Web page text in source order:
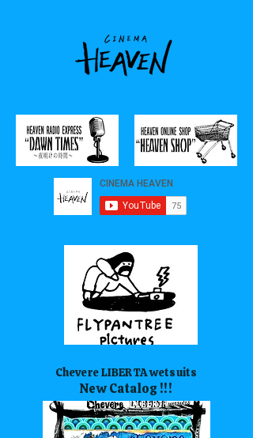
Chevere LIBERTA wetsuits
New Catalog !!!